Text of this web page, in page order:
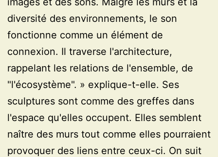
diversité des environnements, le son
fonctionne comme un élément de
connexion. Il traverse l'architecture,
rappelant les relations de l'ensemble, de
"l'écosystème". » explique-t-elle. Ses
sculptures sont comme des greffes dans
l'espace qu'elles occupent. Elles semblent
naître des murs tout comme elles pourraient
provoquer des liens entre ceux-ci. On suit